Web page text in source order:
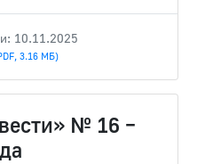
10.11.2025
3.16 МБ)
№ 16 –